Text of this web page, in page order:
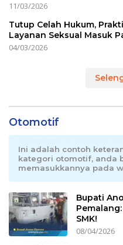
11/03/2026
Tutup Celah Hukum,
Layanan Seksual Masuk
04/03/2026
Otomotif
Ini adalah contoh
kategori otomotif, anda
memasukkannya pada
Bupati
SMK!
08/04/2026